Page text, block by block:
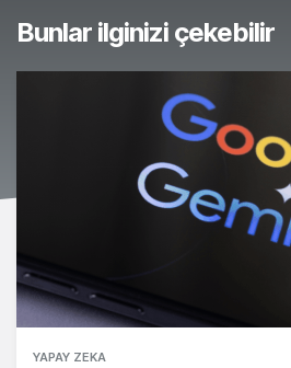
Bunlar ilginizi çekebilir
YAPAY ZEKA